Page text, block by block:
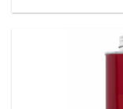
tot